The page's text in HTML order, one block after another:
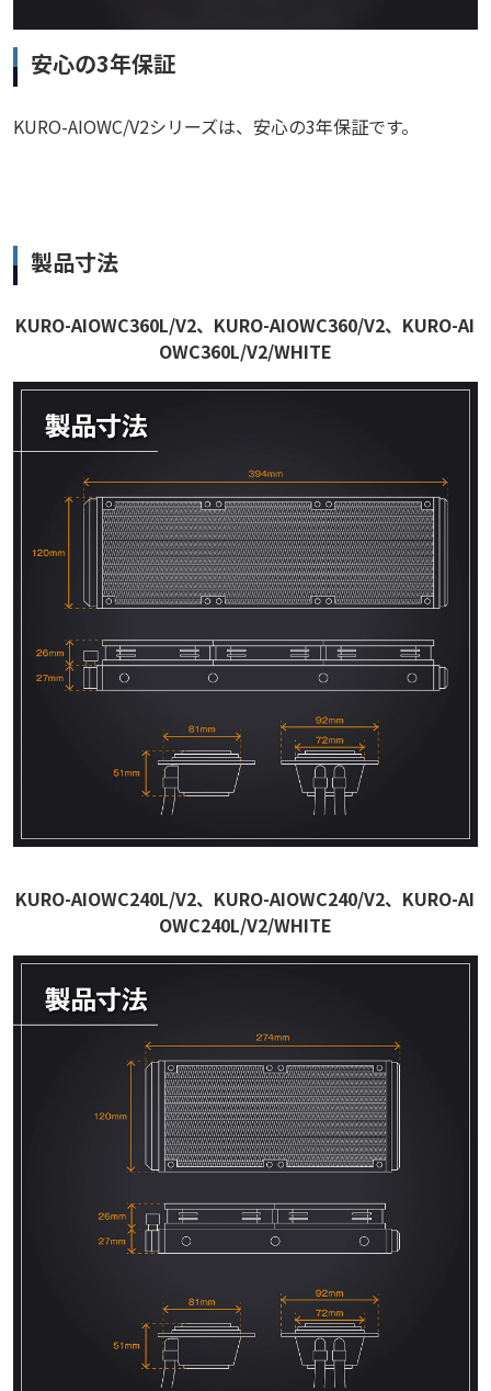
安心の3年保証
KURO-AIOWC/V2シリーズは、安心の3年保証です。
製品寸法
KURO-AIOWC360L/V2、KURO-AIOWC360/V2、KURO-AI
OWC360L/V2/WHITE
KURO-AIOWC240L/V2、KURO-AIOWC240/V2、KURO-AI
OWC240L/V2/WHITE